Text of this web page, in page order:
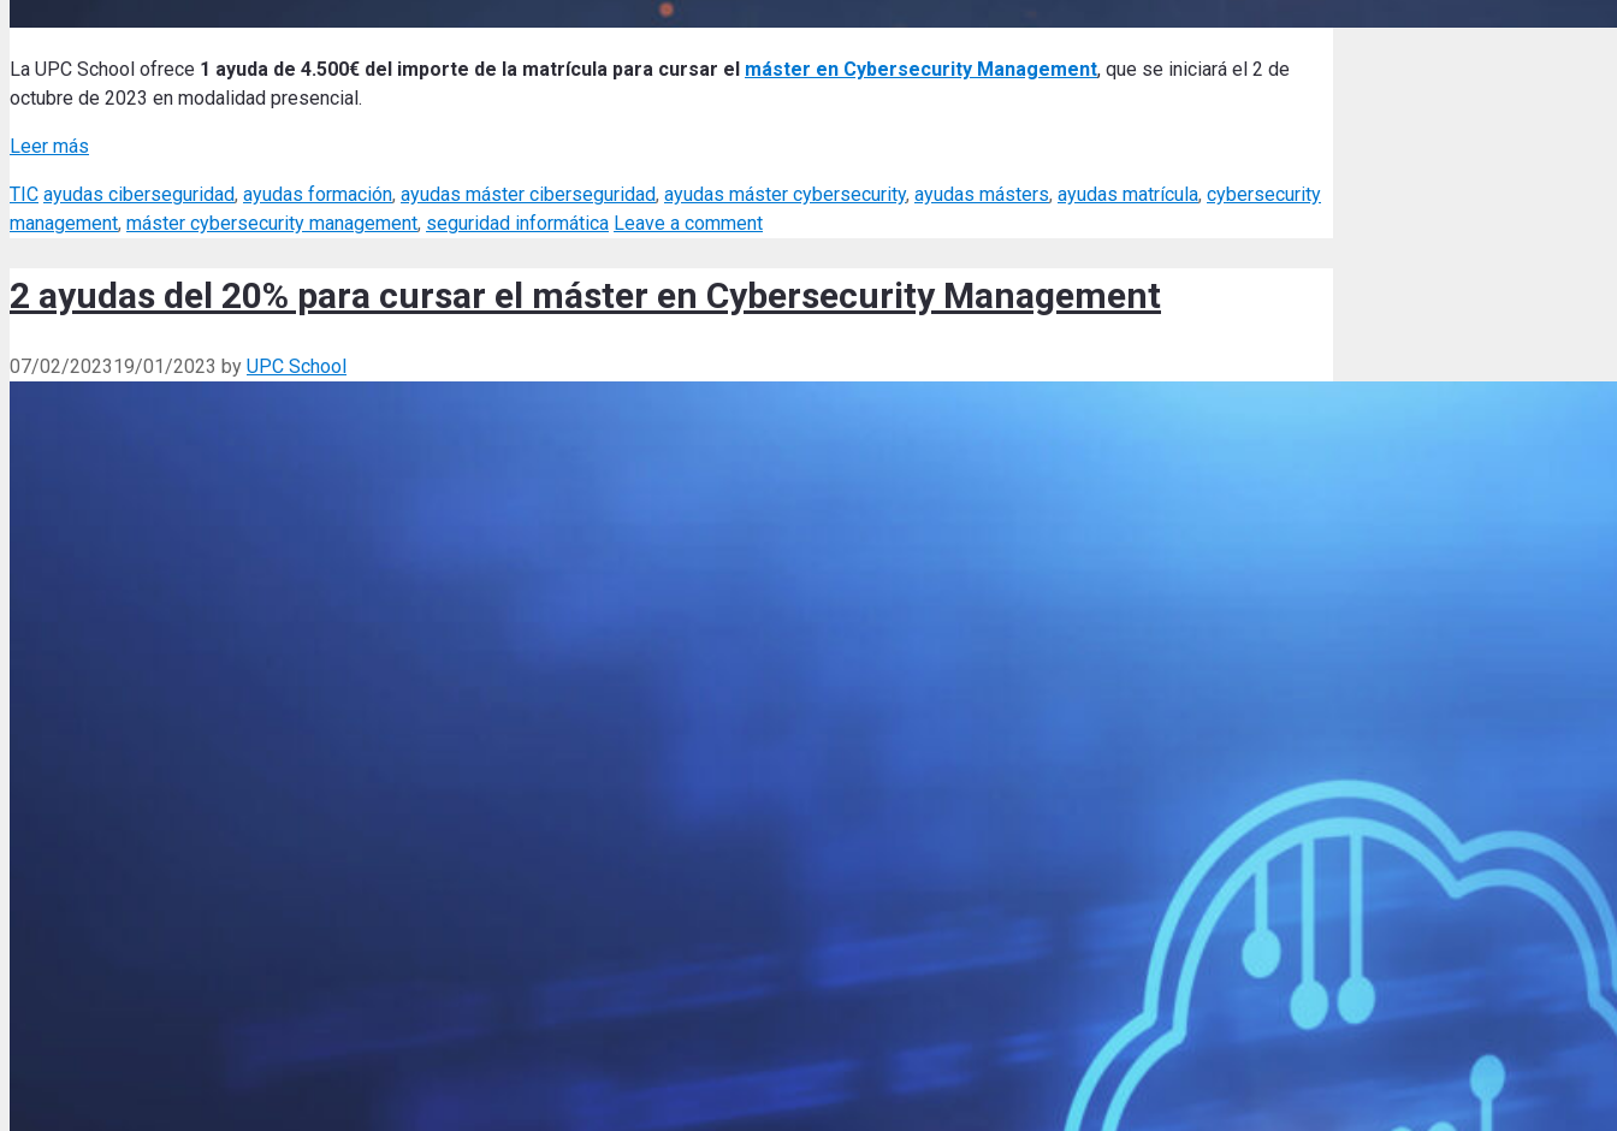
La UPC School ofrece 1 ayuda de 4.500€ del importe de la matrícula para cursar el máster en Cybersecurity Management, que se iniciará el 2 de
octubre de 2023 en modalidad presencial.
Leer más
Categories
TIC Tags
ayudas ciberseguridad, ayudas formación, ayudas máster ciberseguridad, ayudas máster cybersecurity, ayudas másters, ayudas matrícula, cybersecurity
management, máster cybersecurity management, seguridad informática Leave a comment
2 ayudas del 20% para cursar el máster en Cybersecurity Management
07/02/202319/01/2023 by UPC School